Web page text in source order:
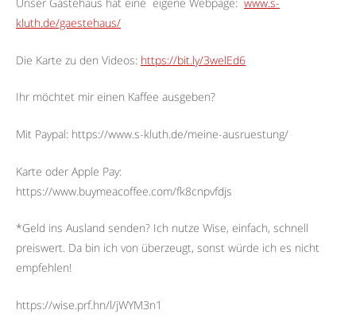
kluth.de/gaestehaus/
Die Karte zu den Videos: https://bit.ly/3welEd6
Ihr möchtet mir einen Kaffee ausgeben?
Mit Paypal: https://www.s-kluth.de/meine-ausruestung/
Karte oder Apple Pay:
https://www.buymeacoffee.com/fk8cnpvfdjs
*Geld ins Ausland senden? Ich nutze Wise, einfach, schnell
preiswert. Da bin ich von überzeugt, sonst würde ich es nicht
empfehlen!
https://wise.prf.hn/l/jWYM3n1